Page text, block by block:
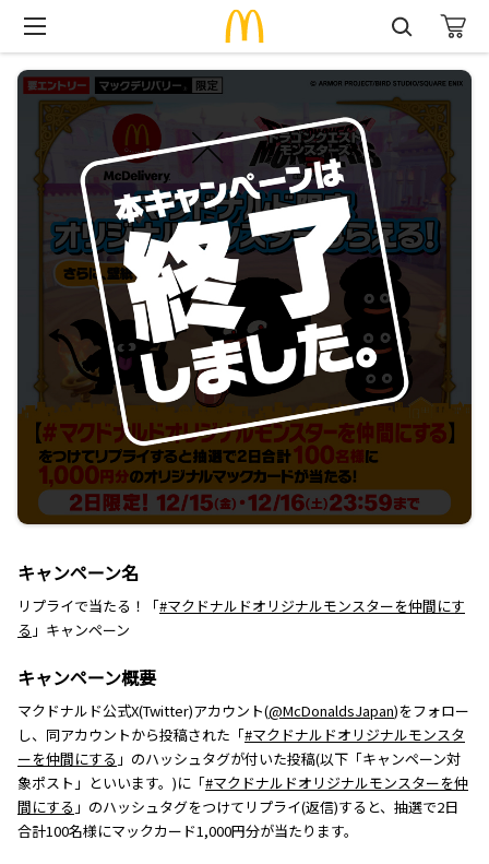
キャンペーン名
リプライで当たる！「#マクドナルドオリジナルモンスターを仲間にす
る 」キャンペーン
キャンペーン概要
マクドナルド公式X(Twitter)アカウント(@McDonaldsJapan)をフォロー
し、同アカウントから投稿された「#マクドナルドオリジナルモンスタ
ーを仲間にする 」のハッシュタグが付いた投稿(以下「キャンペーン対
象ポスト」といいます。)に「#マクドナルドオリジナルモンスターを仲
間にする 」のハッシュタグをつけてリプライ(返信)すると、抽選で2日
合計100名様にマックカード1,000円分が当たります。